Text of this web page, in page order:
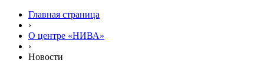
Главная страница
›
О центре «НИВА»
›
Новости